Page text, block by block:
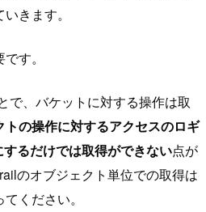
きます。
す。
で、バケットに対する操作は取
トの操作に対するアクセスのロギ
るだけでは取得ができない点が
のオブジェクト単位での取得は
ください。